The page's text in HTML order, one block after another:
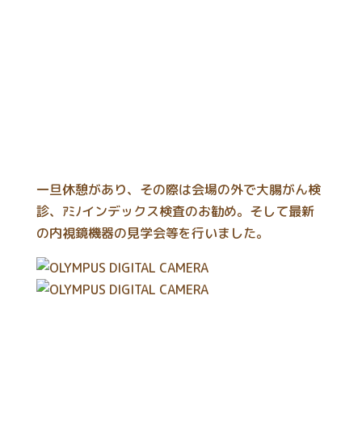
一旦休憩があり、その際は会場の外で大腸がん検
診、ｱﾐﾉインデックス検査のお勧め。そして最新
の内視鏡機器の見学会等を行いました。